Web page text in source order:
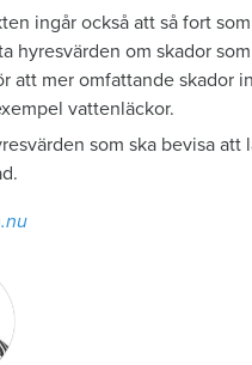
ingår också att så fort
hyresvärden om skador
att mer omfattande skador
vattenläckor.
som ska bevisa att